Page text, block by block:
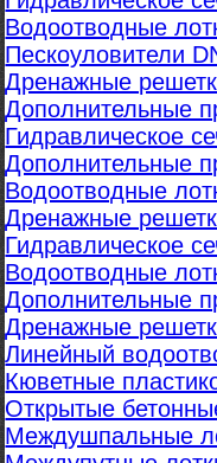
Водоотводные
Пескоуловители
Дренажные
Дополнительные
Гидравлическое
Дополнительные
Водоотводные
Дренажные
Гидравлическое
Водоотводные
Дополнительные
Дренажные
Линейный
Кюветные
Открытые
Междушпальные